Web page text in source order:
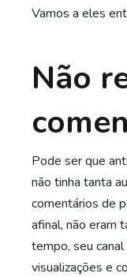
Vamos a eles
Não
Pode ser que
não tinha tanta
comentários de
afinal, não eram
tempo, seu
visualizações e